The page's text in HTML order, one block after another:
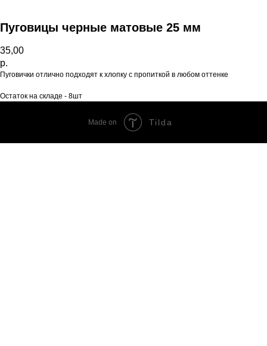
Пуговицы черные матовые 25 мм
35,00
р.
Пуговички отлично подходят к хлопку с пропиткой в любом оттенке
Остаток на складе - 8шт
Made on Tilda